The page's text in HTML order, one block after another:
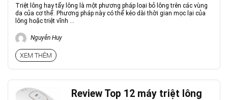
Triệt lông hay tẩy lông là một phương pháp loại bỏ lông trên các vùng
da của cơ thể. Phương pháp này có thể kéo dài thời gian mọc lại của
lông hoặc triệt vĩnh ...
Nguyễn Huy
XEM THÊM
Review Top 12 máy triệt lông